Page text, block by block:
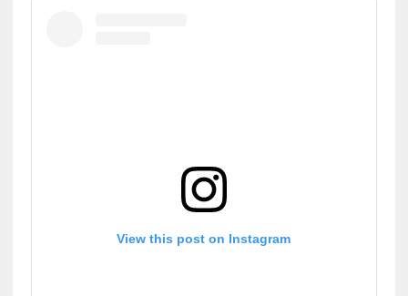
View this post on Instagram